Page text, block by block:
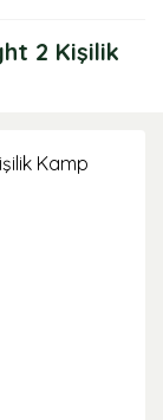
2 Kişilik